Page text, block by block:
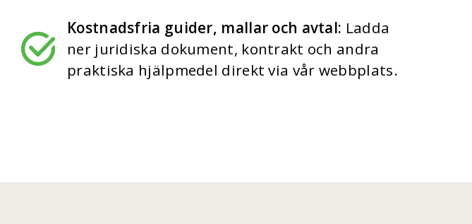
Kostnadsfria guider, mallar och avtal: Ladda
ner juridiska dokument, kontrakt och andra
praktiska hjälpmedel direkt via vår webbplats.